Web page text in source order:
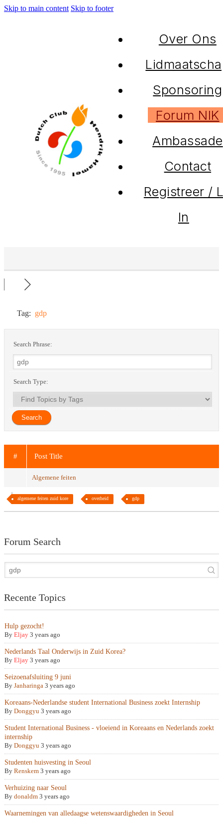
Skip to main content Skip to footer
Over Ons
Sponsoring
Forum NIK
Ambassade
Contact
Registreer /
In
Tag: gdp
Search Phrase:
Search Type:
# Post Title
Algemene feiten
algemene feiten zuid kore overheid gdp
Forum Search
Recente Topics
Hulp gezocht!
By Eljay 3 years ago
Nederlands Taal Onderwijs in Zuid Korea?
By Eljay 3 years ago
Seizoenafsluiting 9 juni
By Janharinga 3 years ago
Koreaans-Nederlandse student International Business zoekt Internship
By Donggyu 3 years ago
Student International Business - vloeiend in Koreaans en Nederlands zoekt
internship
By Donggyu 3 years ago
Studenten huisvesting in Seoul
By Renskem 3 years ago
Verhuizing naar Seoul
By donaldm 3 years ago
Waarnemingen van alledaagse wetenswaardigheden in Seoul